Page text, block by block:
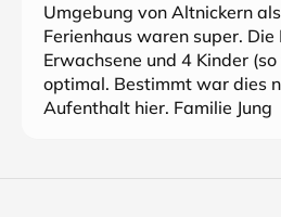
Umgebung von Altnickern
Ferienhaus waren super.
Erwachsene und 4 Kinder
optimal. Bestimmt war dies
Aufenthalt hier. Familie Jung